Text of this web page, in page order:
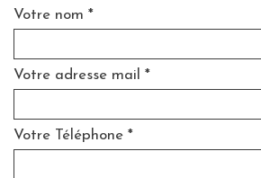
Votre nom *
Votre adresse mail *
Votre Téléphone *